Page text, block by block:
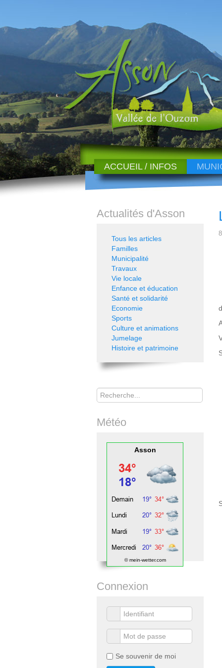
ACCUEIL / INFOS
Actualités d'Asson
Tous les articles
Familles
Municipalité
Travaux
Vie locale
Enfance et éducation
Santé et solidarité
Economie
Sports
Culture et animations
Jumelage
Histoire et patrimoine
Rechercher
Météo
Asson
© mein-wetter.com
Connexion
Se souvenir de moi